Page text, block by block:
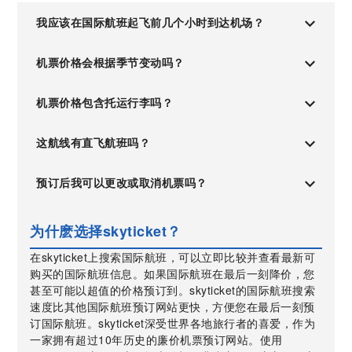
我应该在国际航班起飞前几个小时到达机场？
机票价格会根据季节变动吗？
机票价格包含托运行李吗？
这航线有直飞航班吗？
预订后我可以更改或取消机票吗？
为什麽选择skyticket？
在skyticket上搜索国际航班，可以立即比较并查看最新可
购买的国际航班信息。如果国际航班在最后一刻降价，您
甚至可能以超值的价格预订到。skyticket的国际航班搜索
速度比其他国际航班预订网站更快，方便您在最后一刻预
订国际航班。skyticket深受世界各地旅行者的喜爱，作为
一家拥有超过10年历史的廉价机票预订网站。使用